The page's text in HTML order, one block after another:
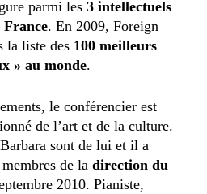
parmi les 3 intellectuels
France. En 2009, Foreign
la liste des 100 meilleurs
» au monde.
le conférencier est
de l’art et de la culture.
sont de lui et il a
de la direction du
2010. Pianiste,